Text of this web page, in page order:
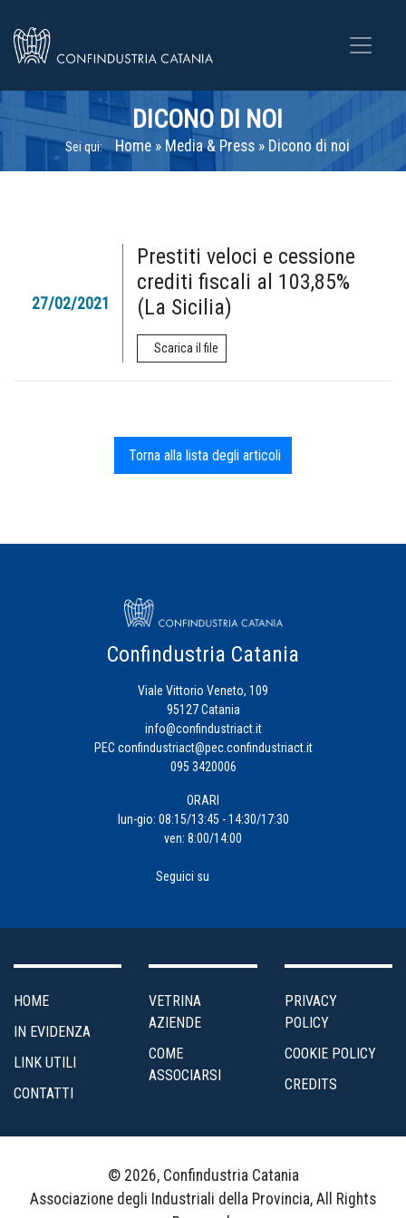
DICONO DI NOI
Sei qui: Home» Media & Press » Dicono di noi
27/02/2021
Prestiti veloci e cessione
crediti fiscali al 103,85%
(La Sicilia)
Scarica il file
Torna alla lista degli articoli
Confindustria Catania
Viale Vittorio Veneto, 109
95127 Catania
info@confindustriact.it
PEC confindustriact@pec.confindustriact.it
095 3420006
ORARI
lun-gio: 08:15/13:45 - 14:30/17:30
ven: 8:00/14:00
Seguici su
HOME
IN EVIDENZA
LINK UTILI
CONTATTI
VETRINA
AZIENDE
COME
ASSOCIARSI
PRIVACY
POLICY
COOKIE POLICY
CREDITS
© 2026, Confindustria Catania
Associazione degli Industriali della Provincia, All Rights